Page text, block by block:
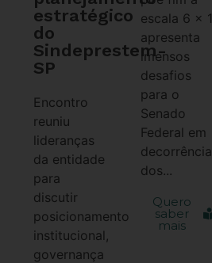
estratégico
do
Sindeprestem-
SP
Encontro
reuniu
lideranças
da entidade
para
discutir
posicionamento
institucional,
governança
escala 6 x 1
apresenta
imensos
desafios
para o
Senado
Federal em
decorrência
dos...
Quero
saber
mais